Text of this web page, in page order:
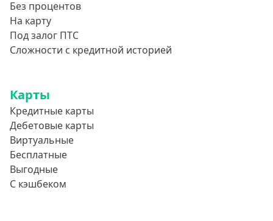
Без процентов
На карту
Под залог ПТС
Сложности с кредитной историей
Карты
Кредитные карты
Дебетовые карты
Виртуальные
Бесплатные
Выгодные
С кэшбеком